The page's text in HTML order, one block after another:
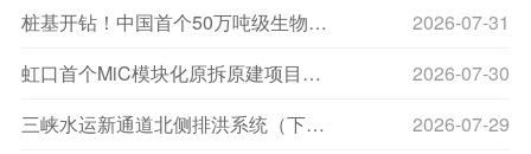
桩基开钻！中国首个50万吨级生物质绿色醇油示范项目
2026-07-31
虹口首个MiC模块化原拆原建项目，打下第一桩
2026-07-30
三峡水运新通道北侧排洪系统（下游段）施工开挖硬质花岗岩基坑
2026-07-29